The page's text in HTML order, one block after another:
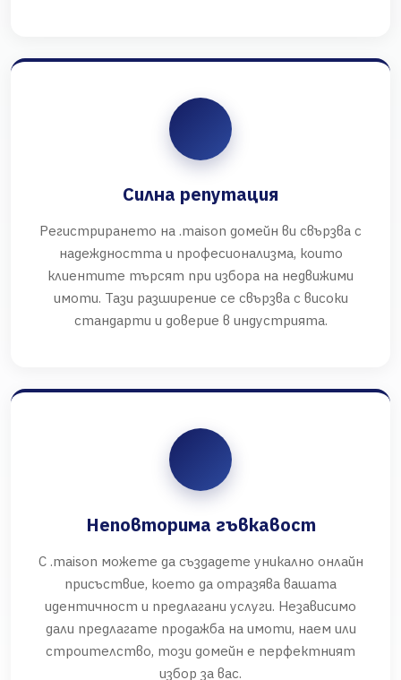
Силна репутация
Регистрирането на .maison домейн ви свързва с
надеждността и професионализма, които
клиентите търсят при избора на недвижими
имоти. Тази разширение се свързва с високи
стандарти и доверие в индустрията.
Неповторима гъвкавост
С .maison можете да създадете уникално онлайн
присъствие, което да отразява вашата
идентичност и предлагани услуги. Независимо
дали предлагате продажба на имоти, наем или
строителство, този домейн е перфектният
избор за вас.